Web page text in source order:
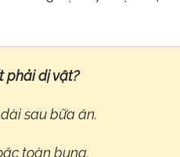
phải dị vật?
sau bữa ăn.
toàn bụng.